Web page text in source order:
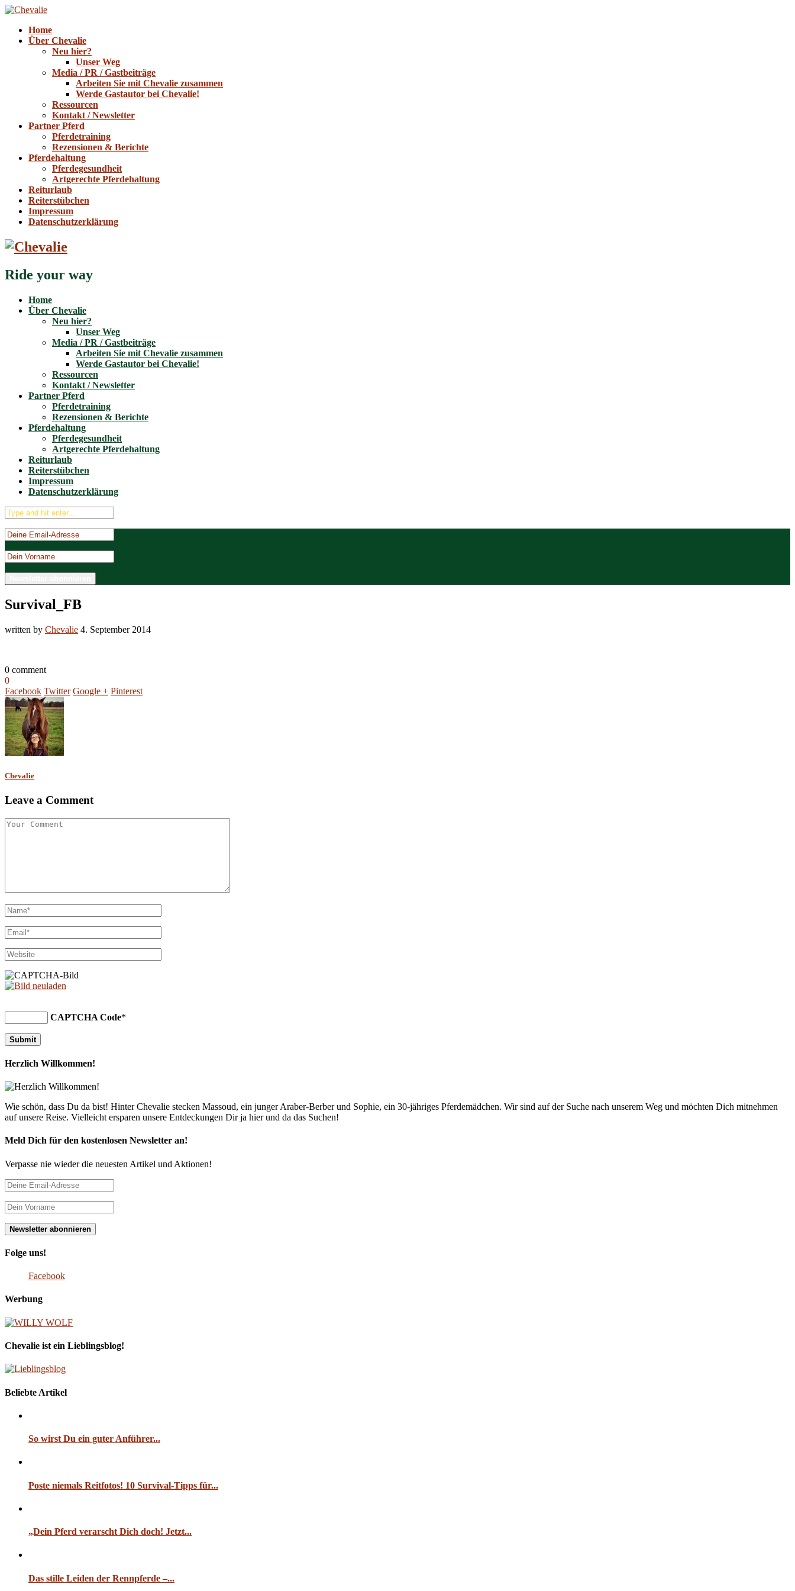
Home
Über Chevalie
Neu hier?
Unser Weg
Media / PR / Gastbeiträge
Arbeiten Sie mit Chevalie zusammen
Werde Gastautor bei Chevalie!
Ressourcen
Kontakt / Newsletter
Partner Pferd
Pferdetraining
Rezensionen & Berichte
Pferdehaltung
Pferdegesundheit
Artgerechte Pferdehaltung
Reiturlaub
Reiterstübchen
Impressum
Datenschutzerklärung
Ride your way
Home
Über Chevalie
Neu hier?
Unser Weg
Media / PR / Gastbeiträge
Arbeiten Sie mit Chevalie zusammen
Werde Gastautor bei Chevalie!
Ressourcen
Kontakt / Newsletter
Partner Pferd
Pferdetraining
Rezensionen & Berichte
Pferdehaltung
Pferdegesundheit
Artgerechte Pferdehaltung
Reiturlaub
Reiterstübchen
Impressum
Datenschutzerklärung
Survival_FB
written by Chevalie 4. September 2014
0 comment
0
Facebook Twitter Google + Pinterest
Chevalie
Leave a Comment
CAPTCHA Code*
Herzlich Willkommen!
Wie schön, dass Du da bist! Hinter Chevalie stecken Massoud, ein junger Araber-Berber und Sophie, ein 30-jähriges Pferdemädchen. Wir sind auf der Suche nach unserem Weg und möchten Dich mitnehmen
auf unsere Reise. Vielleicht ersparen unsere Entdeckungen Dir ja hier und da das Suchen!
Meld Dich für den kostenlosen Newsletter an!
Verpasse nie wieder die neuesten Artikel und Aktionen!
Folge uns!
Facebook
Werbung
Chevalie ist ein Lieblingsblog!
Beliebte Artikel
So wirst Du ein guter Anführer...
Poste niemals Reitfotos! 10 Survival-Tipps für...
„Dein Pferd verarscht Dich doch! Jetzt...
Das stille Leiden der Rennpferde –...